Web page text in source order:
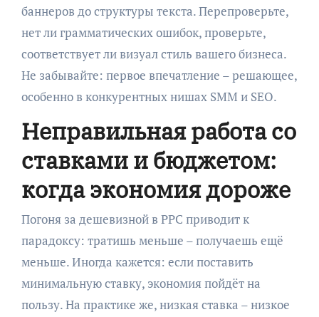
баннеров до структуры текста. Перепроверьте,
нет ли грамматических ошибок, проверьте,
соответствует ли визуал стиль вашего бизнеса.
Не забывайте: первое впечатление – решающее,
особенно в конкурентных нишах SMM и SEO.
Неправильная работа со
ставками и бюджетом:
когда экономия дороже
Погоня за дешевизной в PPC приводит к
парадоксу: тратишь меньше – получаешь ещё
меньше. Иногда кажется: если поставить
минимальную ставку, экономия пойдёт на
пользу. На практике же, низкая ставка – низкое